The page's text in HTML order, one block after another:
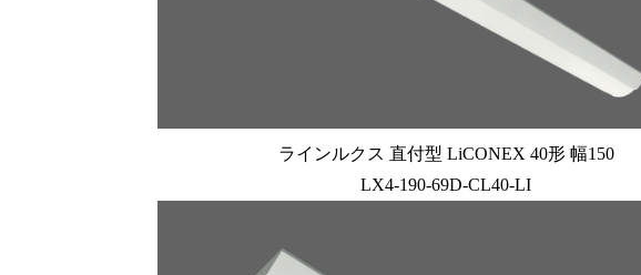
ラインルクス 直付型 LiCONEX 40形 幅150
LX4-190-69D-CL40-LI